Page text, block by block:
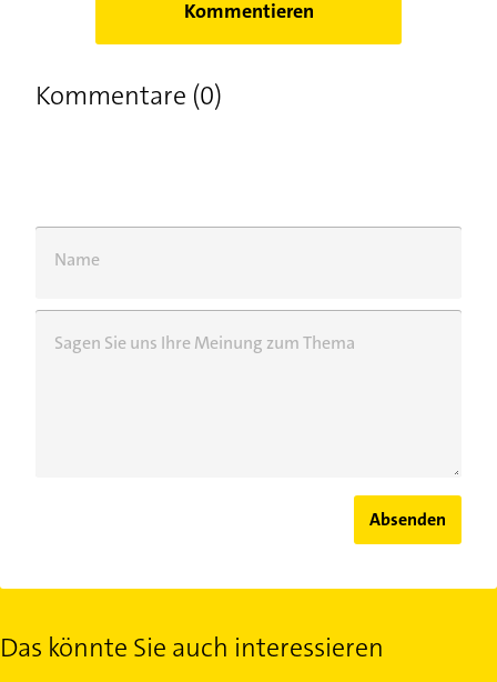
Kommentieren
Kommentare (0)
Name
Sagen Sie uns Ihre Meinung zum Thema
Absenden
Das könnte Sie auch interessieren